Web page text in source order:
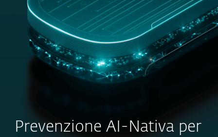
Prevenzione AI-Nativa per